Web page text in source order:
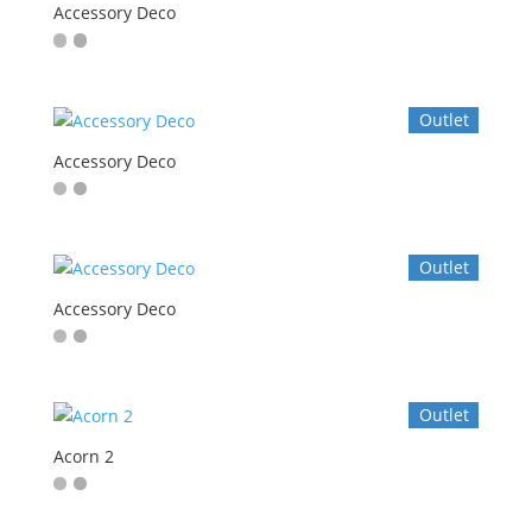
Accessory Deco
Outlet
Accessory Deco
Outlet
Accessory Deco
Outlet
Acorn 2